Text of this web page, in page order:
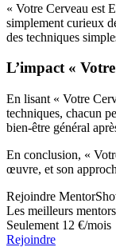
« Votre Cerveau est
simplement curieux
des techniques
L’impact «
En lisant « Votre
techniques, chacun
bien-être général
En conclusion, «
œuvre, et son
Rejoindre
Les meilleurs
Seulement 12 €/mois
Rejoindre